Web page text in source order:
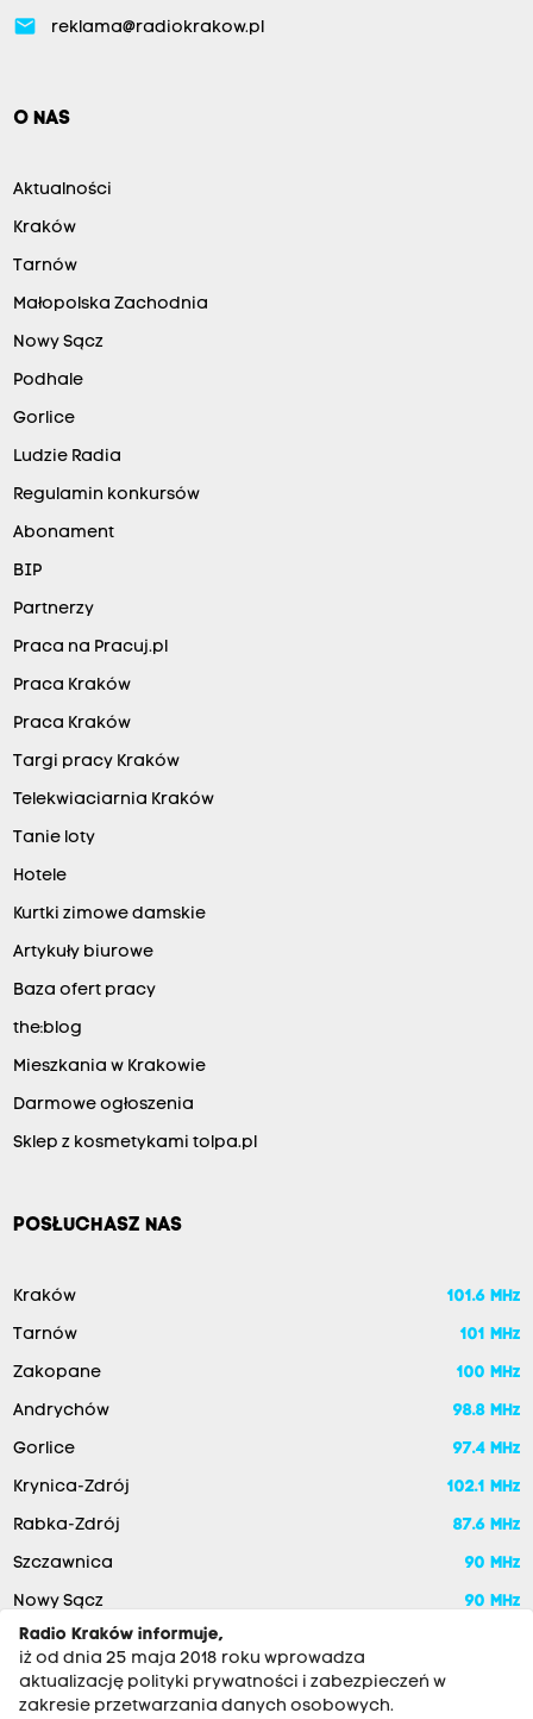
email reklama@radiokrakow.pl
O NAS
Aktualności
Kraków
Tarnów
Małopolska Zachodnia
Nowy Sącz
Podhale
Gorlice
Ludzie Radia
Regulamin konkursów
Abonament
BIP
Partnerzy
Praca na Pracuj.pl
Praca Kraków
Praca Kraków
Targi pracy Kraków
Telekwiaciarnia Kraków
Tanie loty
Hotele
Kurtki zimowe damskie
Artykuły biurowe
Baza ofert pracy
the:blog
Mieszkania w Krakowie
Darmowe ogłoszenia
Sklep z kosmetykami tolpa.pl
POSŁUCHASZ NAS
Kraków 101.6 MHz
Tarnów 101 MHz
Zakopane 100 MHz
Andrychów 98.8 MHz
Gorlice 97.4 MHz
Krynica-Zdrój 102.1 MHz
Rabka-Zdrój 87.6 MHz
Szczawnica 90 MHz
Nowy Sącz
90 MHz
Radio Kraków informuje,
iż od dnia 25 maja 2018 roku wprowadza
aktualizację polityki prywatności i zabezpieczeń w
zakresie przetwarzania danych osobowych.